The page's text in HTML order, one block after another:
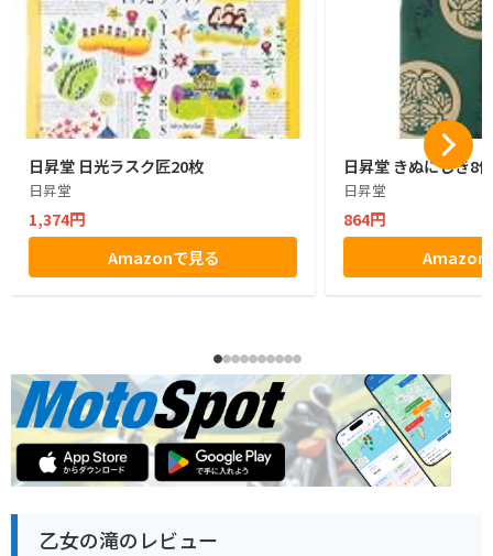
日昇堂 日光ラスク匠20枚
日昇堂
1,374円
Amazonで見る
日昇堂 きぬにしき8個
日昇堂
864円
Amazon
乙女の滝のレビュー